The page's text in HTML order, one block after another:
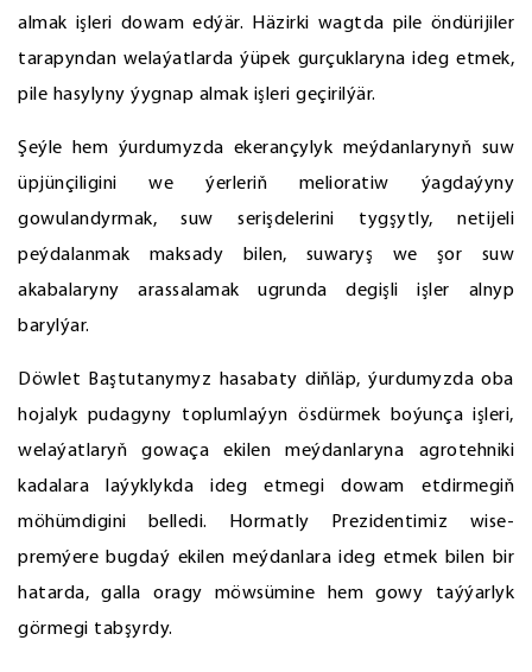
almak işleri dowam edýär. Häzirki wagtda pile öndürijiler
tarapyndan welaýatlarda ýüpek gurçuklaryna ideg etmek,
pile hasylyny ýygnap almak işleri geçirilýär.
Şeýle hem ýurdumyzda ekerançylyk meýdanlarynyň suw
üpjünçiligini we ýerleriň melioratiw ýagdaýyny
gowulandyrmak, suw serişdelerini tygşytly, netijeli
peýdalanmak maksady bilen, suwaryş we şor suw
akabalaryny arassalamak ugrunda degişli işler alnyp
barylýar.
Döwlet Baştutanymyz hasabaty diňläp, ýurdumyzda oba
hojalyk pudagyny toplumlaýyn ösdürmek boýunça işleri,
welaýatlaryň gowaça ekilen meýdanlaryna agrotehniki
kadalara laýyklykda ideg etmegi dowam etdirmegiň
möhümdigini belledi. Hormatly Prezidentimiz wise-
premýere bugdaý ekilen meýdanlara ideg etmek bilen bir
hatarda, galla oragy möwsümine hem gowy taýýarlyk
görmegi tabşyrdy.